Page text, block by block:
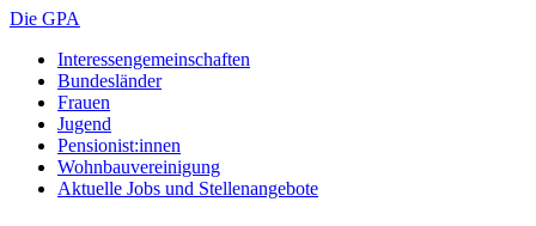
Die GPA
Interessengemeinschaften
Bundesländer
Frauen
Jugend
Pensionist:innen
Wohnbauvereinigung
Aktuelle Jobs und Stellenangebote